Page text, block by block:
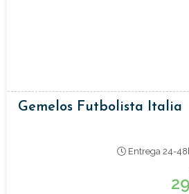
Gemelos Futbolista Italia
Entrega 24-